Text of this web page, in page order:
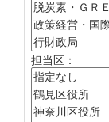
担当区：